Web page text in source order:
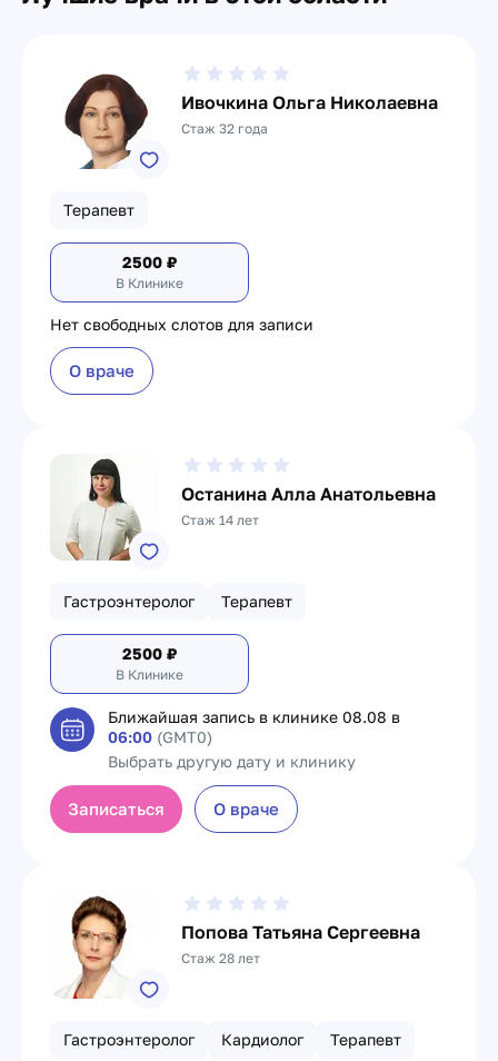
Ивочкина Ольга Николаевна
Стаж 32 года
Терапевт
2500 ₽
В Клинике
Нет свободных слотов для записи
О враче
Останина Алла Анатольевна
Стаж 14 лет
Гастроэнтеролог Терапевт
2500 ₽
В Клинике
Ближайшая запись в клинике 08.08 в
06:00 (GMT0)
Выбрать другую дату и клинику
Записаться О враче
Попова Татьяна Сергеевна
Стаж 28 лет
Гастроэнтеролог Кардиолог Терапевт